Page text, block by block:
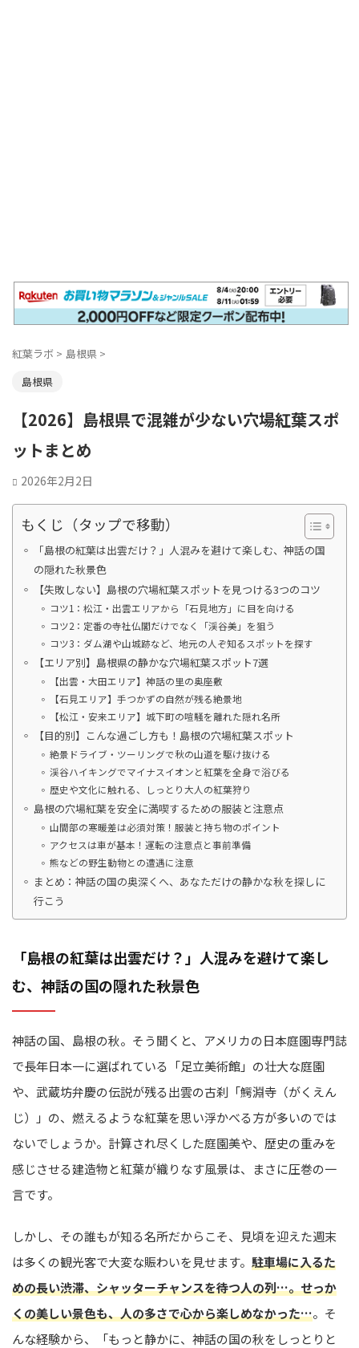
紅葉ラボ > 島根県 >
島根県
【2026】島根県で混雑が少ない穴場紅葉スポ
ットまとめ
2026年2月2日
もくじ（タップで移動）
「島根の紅葉は出雲だけ？」人混みを避けて楽しむ、神話の国
の隠れた秋景色
【失敗しない】島根の穴場紅葉スポットを見つける3つのコツ
コツ1：松江・出雲エリアから「石見地方」に目を向ける
コツ2：定番の寺社仏閣だけでなく「渓谷美」を狙う
コツ3：ダム湖や山城跡など、地元の人ぞ知るスポットを探す
【エリア別】島根県の静かな穴場紅葉スポット7選
【出雲・大田エリア】神話の里の奥座敷
【石見エリア】手つかずの自然が残る絶景地
【松江・安来エリア】城下町の喧騒を離れた隠れ名所
【目的別】こんな過ごし方も！島根の穴場紅葉スポット
絶景ドライブ・ツーリングで秋の山道を駆け抜ける
渓谷ハイキングでマイナスイオンと紅葉を全身で浴びる
歴史や文化に触れる、しっとり大人の紅葉狩り
島根の穴場紅葉を安全に満喫するための服装と注意点
山間部の寒暖差は必須対策！服装と持ち物のポイント
アクセスは車が基本！運転の注意点と事前準備
熊などの野生動物との遭遇に注意
まとめ：神話の国の奥深くへ、あなただけの静かな秋を探しに
行こう
「島根の紅葉は出雲だけ？」人混みを避けて楽し
む、神話の国の隠れた秋景色
神話の国、島根の秋。そう聞くと、アメリカの日本庭園専門誌
で長年日本一に選ばれている「足立美術館」の壮大な庭園
や、武蔵坊弁慶の伝説が残る出雲の古刹「鰐淵寺（がくえん
じ）」の、燃えるような紅葉を思い浮かべる方が多いのでは
ないでしょうか。計算され尽くした庭園美や、歴史の重みを
感じさせる建造物と紅葉が織りなす風景は、まさに圧巻の一
言です。
しかし、その誰もが知る名所だからこそ、見頃を迎えた週末
は多くの観光客で大変な賑わいを見せます。 駐車場に入るた
めの長い渋滞、シャッターチャンスを待つ人の列…。せっか
くの美しい景色も、人の多さで心から楽しめなかった…。そ
んな経験から、「もっと静かに、神話の国の秋をしっとりと